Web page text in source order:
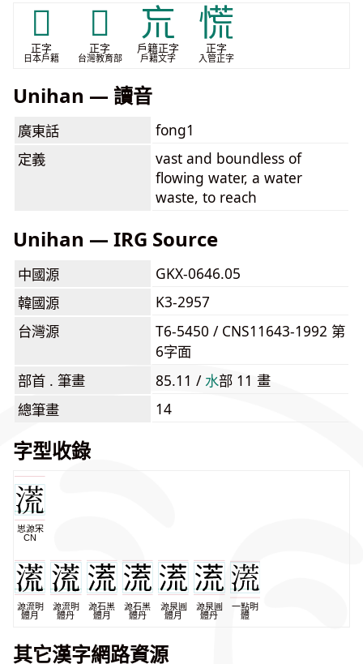
𡿫
正字
日本戶籍
𣺬
正字
台灣教育部
巟
戶籍正字
戶籍文字
慌
正字
入管正字
Unihan — 讀音
廣東話
fong1
定義
vast and boundless of
flowing water, a water
waste, to reach
Unihan — IRG Source
中國源
GKX-0646.05
韓國源
K3-2957
台灣源
T6-5450 / CNS11643-1992 第
6字面
部首 . 筆畫
85.11 /⽔部 11 畫
總筆畫
14
字型收錄
思源宋
CN
源流明
體月
源流明
體丹
源石黑
體月
源石黑
體丹
源泉圓
體月
源泉圓
體丹
一點明
體
其它漢字網路資源